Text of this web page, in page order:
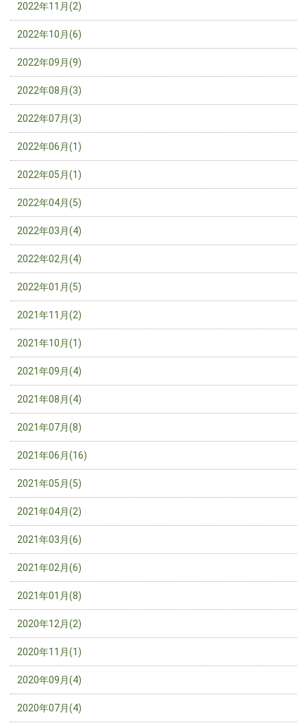
2022年11月(2)
2022年10月(6)
2022年09月(9)
2022年08月(3)
2022年07月(3)
2022年06月(1)
2022年05月(1)
2022年04月(5)
2022年03月(4)
2022年02月(4)
2022年01月(5)
2021年11月(2)
2021年10月(1)
2021年09月(4)
2021年08月(4)
2021年07月(8)
2021年06月(16)
2021年05月(5)
2021年04月(2)
2021年03月(6)
2021年02月(6)
2021年01月(8)
2020年12月(2)
2020年11月(1)
2020年09月(4)
2020年07月(4)